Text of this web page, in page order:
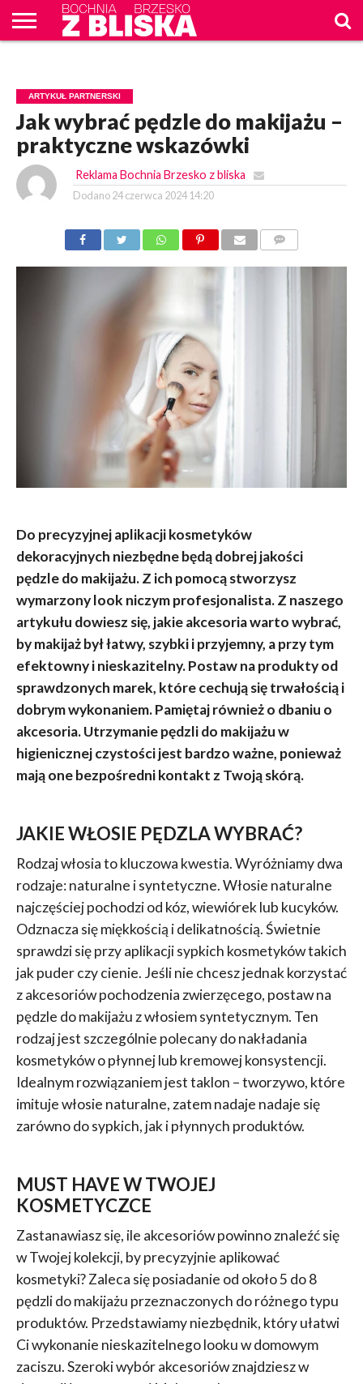
ARTYKUŁ PARTNERSKI
Jak wybrać pędzle do makijażu –
praktyczne wskazówki
Reklama Bochnia Brzesko z bliska
Dodano 24 czerwca 2024 14:20
Do precyzyjnej aplikacji kosmetyków
dekoracyjnych niezbędne będą dobrej jakości
pędzle do makijażu. Z ich pomocą stworzysz
wymarzony look niczym profesjonalista. Z naszego
artykułu dowiesz się, jakie akcesoria warto wybrać,
by makijaż był łatwy, szybki i przyjemny, a przy tym
efektowny i nieskazitelny. Postaw na produkty od
sprawdzonych marek, które cechują się trwałością i
dobrym wykonaniem. Pamiętaj również o dbaniu o
akcesoria. Utrzymanie pędzli do makijażu w
higienicznej czystości jest bardzo ważne, ponieważ
mają one bezpośredni kontakt z Twoją skórą.
JAKIE WŁOSIE PĘDZLA WYBRAĆ?
Rodzaj włosia to kluczowa kwestia. Wyróżniamy dwa
rodzaje: naturalne i syntetyczne. Włosie naturalne
najczęściej pochodzi od kóz, wiewiórek lub kucyków.
Odznacza się miękkością i delikatnością. Świetnie
sprawdzi się przy aplikacji sypkich kosmetyków takich
jak puder czy cienie. Jeśli nie chcesz jednak korzystać
z akcesoriów pochodzenia zwierzęcego, postaw na
pędzle do makijażu z włosiem syntetycznym. Ten
rodzaj jest szczególnie polecany do nakładania
kosmetyków o płynnej lub kremowej konsystencji.
Idealnym rozwiązaniem jest taklon – tworzywo, które
imituje włosie naturalne, zatem nadaje nadaje się
zarówno do sypkich, jak i płynnych produktów.
MUST HAVE W TWOJEJ
KOSMETYCZCE
Zastanawiasz się, ile akcesoriów powinno znaleźć się
w Twojej kolekcji, by precyzyjnie aplikować
kosmetyki? Zaleca się posiadanie od około 5 do 8
pędzli do makijażu przeznaczonych do różnego typu
produktów. Przedstawiamy niezbędnik, który ułatwi
Ci wykonanie nieskazitelnego looku w domowym
zaciszu. Szeroki wybór akcesoriów znajdziesz w